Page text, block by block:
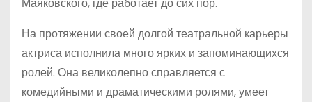
На протяжении своей долгой театральной карьеры
актриса исполнила много ярких и запоминающихся
ролей. Она великолепно справляется с
комедийными и драматическими ролями, умеет